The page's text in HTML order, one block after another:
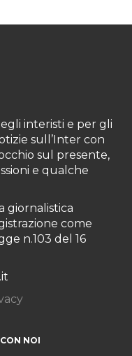
interisti e per gli
sull’Inter con
sul presente,
e qualche
giornalistica
come
n.103 del 16
NOI